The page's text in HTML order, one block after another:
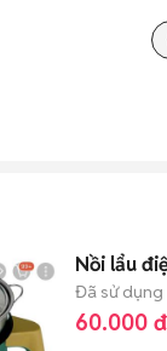
Nồi lẩu
Đã sử dụng
60.000 đ